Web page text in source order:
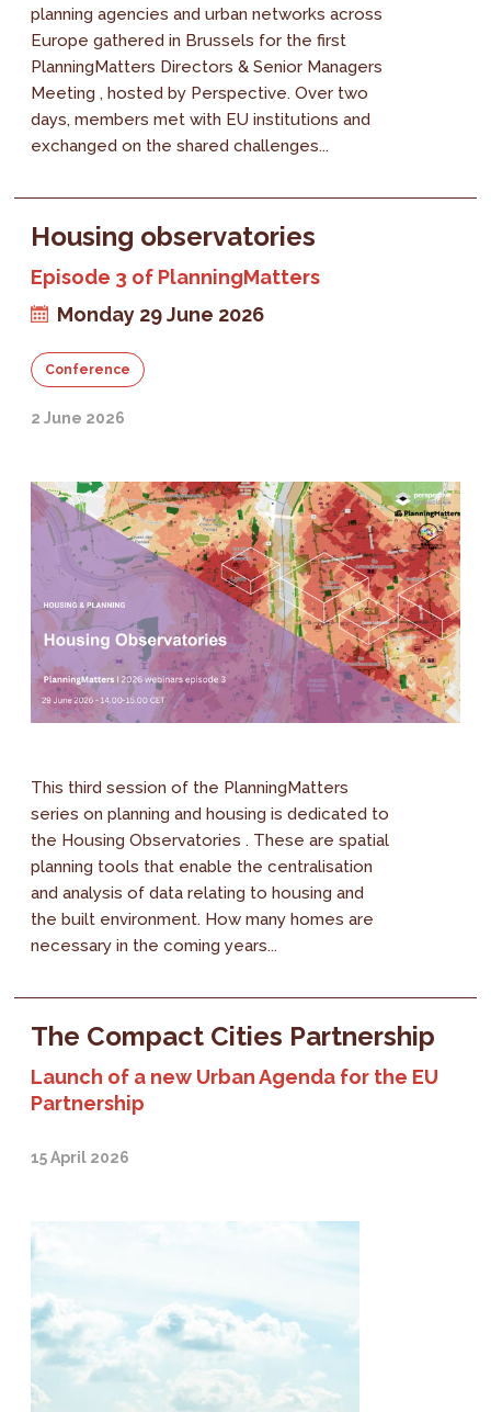
planning agencies and urban networks across
Europe gathered in Brussels for the first
PlanningMatters Directors & Senior Managers
Meeting , hosted by Perspective. Over two
days, members met with EU institutions and
exchanged on the shared challenges...
Housing observatories
Episode 3 of PlanningMatters
Monday 29 June 2026
Conference
2 June 2026
This third session of the PlanningMatters
series on planning and housing is dedicated to
the Housing Observatories . These are spatial
planning tools that enable the centralisation
and analysis of data relating to housing and
the built environment. How many homes are
necessary in the coming years...
The Compact Cities Partnership
Launch of a new Urban Agenda for the EU
Partnership
15 April 2026